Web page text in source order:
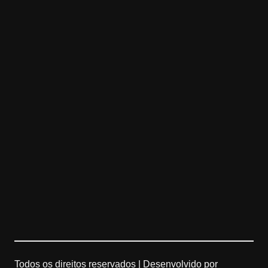
Todos os direitos reservados | Desenvolvido por